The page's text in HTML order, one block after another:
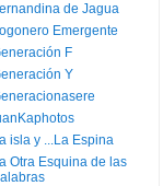
de Jagua
Emergente
F
Y
isla y ...La Espina
Otra Esquina de las